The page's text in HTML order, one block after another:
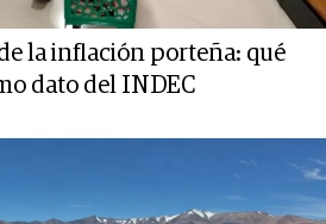
la inflación porteña: qué
dato del INDEC